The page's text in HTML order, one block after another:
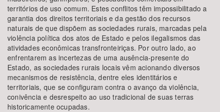
territórios de uso comum. Estes conflitos têm impossibilitado a
garantia dos direitos territoriais e da gestão dos recursos
naturais de que dispõem as sociedades rurais, marcadas pela
violência política dos atos de Estado e pelos ilegalismos das
atividades econômicas transfronteiriças. Por outro lado, ao
enfrentarem as incertezas de uma ausência-presente do
Estado, as sociedades rurais locais vêm acionando diversos
mecanismos de resistência, dentre eles identitários e
territoriais, que se configuram contra o avanço da violência,
conivência e desrespeito ao uso tradicional de suas terras
historicamente ocupadas.